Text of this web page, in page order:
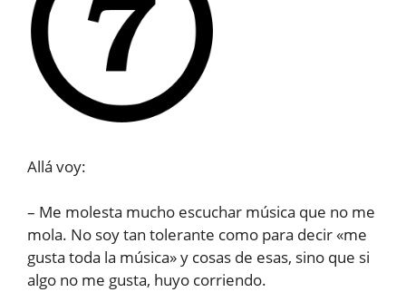
Allá voy:
– Me molesta mucho escuchar música que no me
mola. No soy tan tolerante como para decir «me
gusta toda la música» y cosas de esas, sino que si
algo no me gusta, huyo corriendo.